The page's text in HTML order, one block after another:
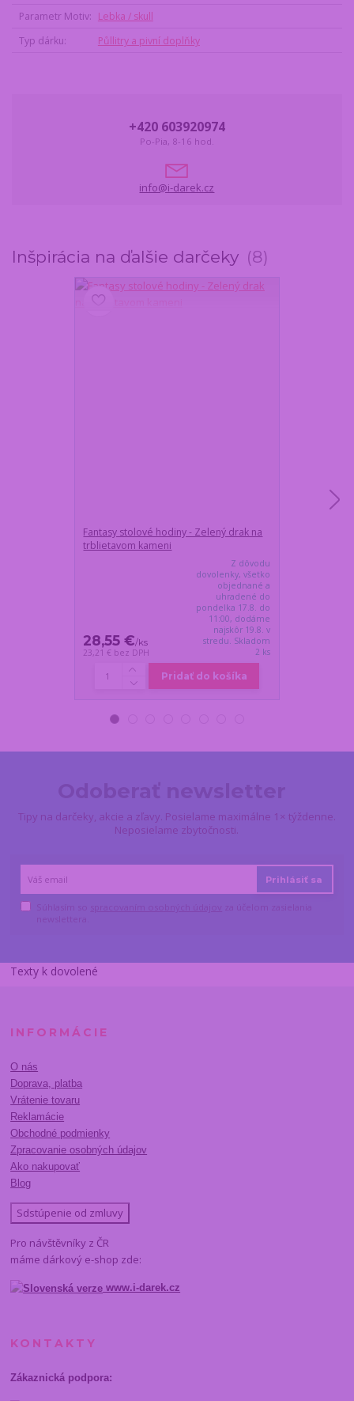
Parametr Motiv
Lebka / skull
Typ dárku
Půllitry a pivní doplňky
+420 603920974
Po-Pia, 8-16 hod.
info@i-darek.cz
Inšpirácia na ďalšie darčeky 8
Fantasy stolové hodiny - Zelený drak na
trblietavom kameni
28,55 €/ks
23,21 € bez DPH
Z dôvodu
dovolenky, všetko
objednané a
uhradené do
pondelka 17.8. do
11:00, dodáme
najskôr 19.8. v
stredu. Skladom
2 ks
Pridať do košíka
Tipy na darčeky, akcie a zľavy. Posielame maximálne 1× týždenne.
Neposielame zbytočnosti.
Prihlásiť sa
Texty k dovolené
INFORMÁCIE
O nás
Doprava, platba
Vrátenie tovaru
Reklamácie
Obchodné podmienky
Zpracovanie osobných údajov
Ako nakupovať
Blog
Sdstúpenie od zmluvy
Pro návštěvníky z ČR
máme dárkový e-shop zde:
www.i-darek.cz
KONTAKTY
Zákaznická podpora: